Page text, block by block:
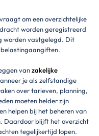
om een overzichtelijke
worden geregistreerd
worden vastgelegd. Dit
vanzakelijke
je als zelfstandige
over tarieven, planning,
moeten helder zijn
helpen bij het beheren van
Daardoor blijft het overzicht
tegelijkertijd lopen.